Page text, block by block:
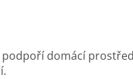
domácí